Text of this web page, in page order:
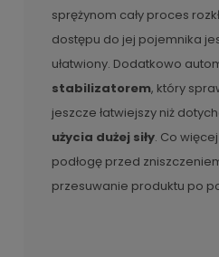
sprężynom cały proces
dostępu do jej pojemnika
ułatwiony. Dodatkowo
stabilizatorem, który
jeszcze łatwiejszy niż
użycia dużej siły. Co
podłogę przed
przesuwanie produktu po